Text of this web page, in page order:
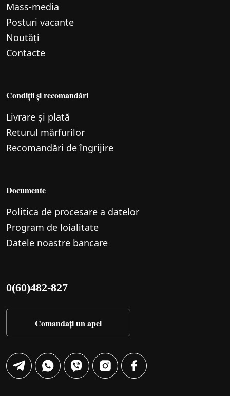
Mass-media
Posturi vacante
Noutăți
Contacte
Condiții și recomandări
Livrare și plată
Returul mărfurilor
Recomandări de îngrijire
Documente
Politica de procesare a datelor
Program de loialitate
Datele noastre bancare
0(60)482-827
Comandați un apel